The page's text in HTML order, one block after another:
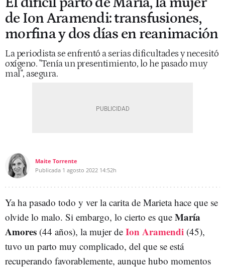
de Ion Aramendi: transfusiones,
morfina y dos días en reanimación
La periodista se enfrentó a serias dificultades y necesitó
oxígeno. "Tenía un presentimiento, lo he pasado muy
mal", asegura.
Maite Torrente
Publicada 1 agosto 2022 14:52h
Ya ha pasado todo y ver la carita de Marieta hace que se
olvide lo malo. Si embargo, lo cierto es que María
Amores (44 años), la mujer de Ion Aramendi (45),
tuvo un parto muy complicado, del que se está
recuperando favorablemente, aunque hubo momentos